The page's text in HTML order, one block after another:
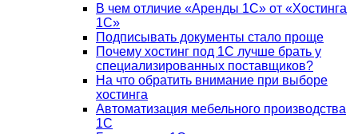
В чем отличие «Аренды 1С» от «Хостинга
1С»
Подписывать документы стало проще
Почему хостинг под 1С лучше брать у
специализированных поставщиков?
На что обратить внимание при выборе
хостинга
Автоматизация мебельного производства
1С